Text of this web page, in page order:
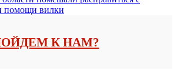
помощи вилки
К НАМ?